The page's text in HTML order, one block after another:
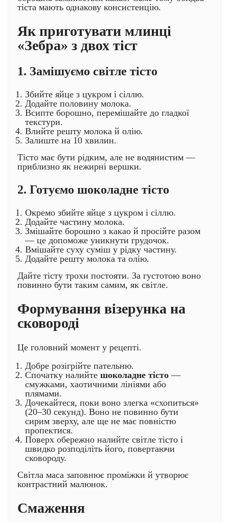
тіста мають однакову консистенцію.
Як приготувати млинці
«Зебра» з двох тіст
1. Замішуємо світле тісто
Збийте яйце з цукром і сіллю.
Додайте половину молока.
Всипте борошно, перемішайте до гладкої
текстури.
Влийте решту молока й олію.
Залиште на 10 хвилин.
Тісто має бути рідким, але не водянистим —
приблизно як нежирні вершки.
2. Готуємо шоколадне тісто
Окремо збийте яйце з цукром і сіллю.
Додайте частину молока.
Змішайте борошно з какао й просійте разом
— це допоможе уникнути грудочок.
Вмішайте суху суміш у рідку частину.
Додайте решту молока та олію.
Дайте тісту трохи постояти. За густотою воно
повинно бути таким самим, як світле.
Формування візерунка на
сковороді
Це головний момент у рецепті.
Добре розігрійте пательню.
Спочатку налийте шоколадне тісто —
смужками, хаотичними лініями або
плямами.
Дочекайтеся, поки воно злегка «схопиться»
(20–30 секунд). Воно не повинно бути
сирим зверху, але ще не має повністю
пропектися.
Поверх обережно налийте світле тісто і
швидко розподіліть його, повертаючи
сковороду.
Світла маса заповнює проміжки й утворює
контрастний малюнок.
Смаження